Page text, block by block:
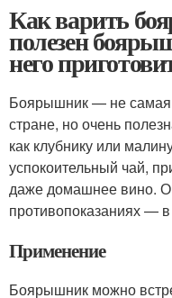
Как варить
полезен
него
Боярышник — не самая
стране, но очень
как клубнику или
успокоительный чай,
даже домашнее вино.
противопоказаниях —
Применение
Боярышник можно